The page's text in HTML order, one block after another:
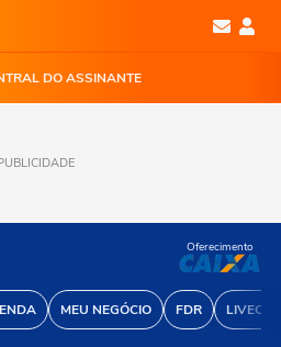
DO ASSINANTE
MEU NEGÓCIO FDR
Oferecimento